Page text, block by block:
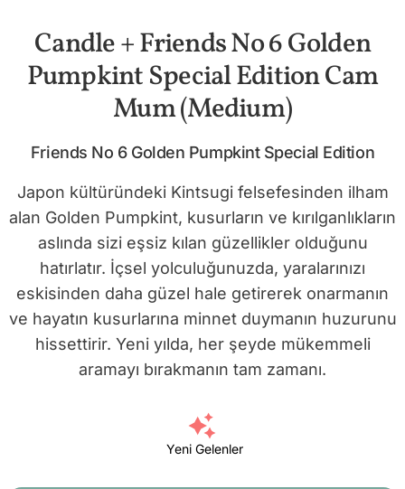
Candle + Friends No 6 Golden
Pumpkint Special Edition Cam
Mum (Medium)
Friends No 6 Golden Pumpkint Special Edition
Japon kültüründeki Kintsugi felsefesinden ilham
alan Golden Pumpkint, kusurların ve kırılganlıkların
aslında sizi eşsiz kılan güzellikler olduğunu
hatırlatır. İçsel yolculuğunuzda, yaralarınızı
eskisinden daha güzel hale getirerek onarmanın
ve hayatın kusurlarına minnet duymanın huzurunu
hissettirir. Yeni yılda, her şeyde mükemmeli
aramayı bırakmanın tam zamanı.
Yeni Gelenler